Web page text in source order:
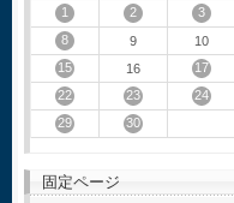
1
2 3
8
9 10
15
16 17
22
23 24
29
30
固定ページ